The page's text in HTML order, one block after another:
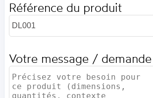
Référence du produit
Votre message / demande